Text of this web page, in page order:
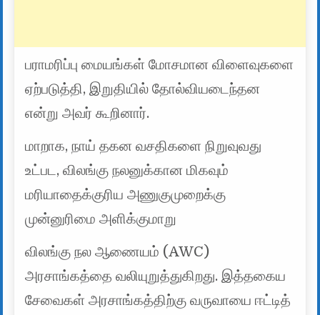
பராமரிப்பு மையங்கள் மோசமான விளைவுகளை
ஏற்படுத்தி, இறுதியில் தோல்வியடைந்தன
என்று அவர் கூறினார்.
மாறாக, நாய் தகன வசதிகளை நிறுவுவது
உட்பட, விலங்கு நலனுக்கான மிகவும்
மரியாதைக்குரிய அணுகுமுறைக்கு
முன்னுரிமை அளிக்குமாறு
விலங்கு நல ஆணையம் (AWC)
அரசாங்கத்தை வலியுறுத்துகிறது. இத்தகைய
சேவைகள் அரசாங்கத்திற்கு வருவாயை ஈட்டித்